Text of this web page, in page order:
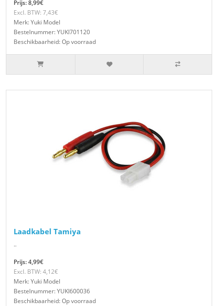
Prijs: 8,99€
Excl. BTW: 7,43€
Merk: Yuki Model
Bestelnummer: YUKI701120
Beschikbaarheid: Op voorraad
Laadkabel Tamiya
..
Prijs: 4,99€
Excl. BTW: 4,12€
Merk: Yuki Model
Bestelnummer: YUKI600036
Beschikbaarheid: Op voorraad